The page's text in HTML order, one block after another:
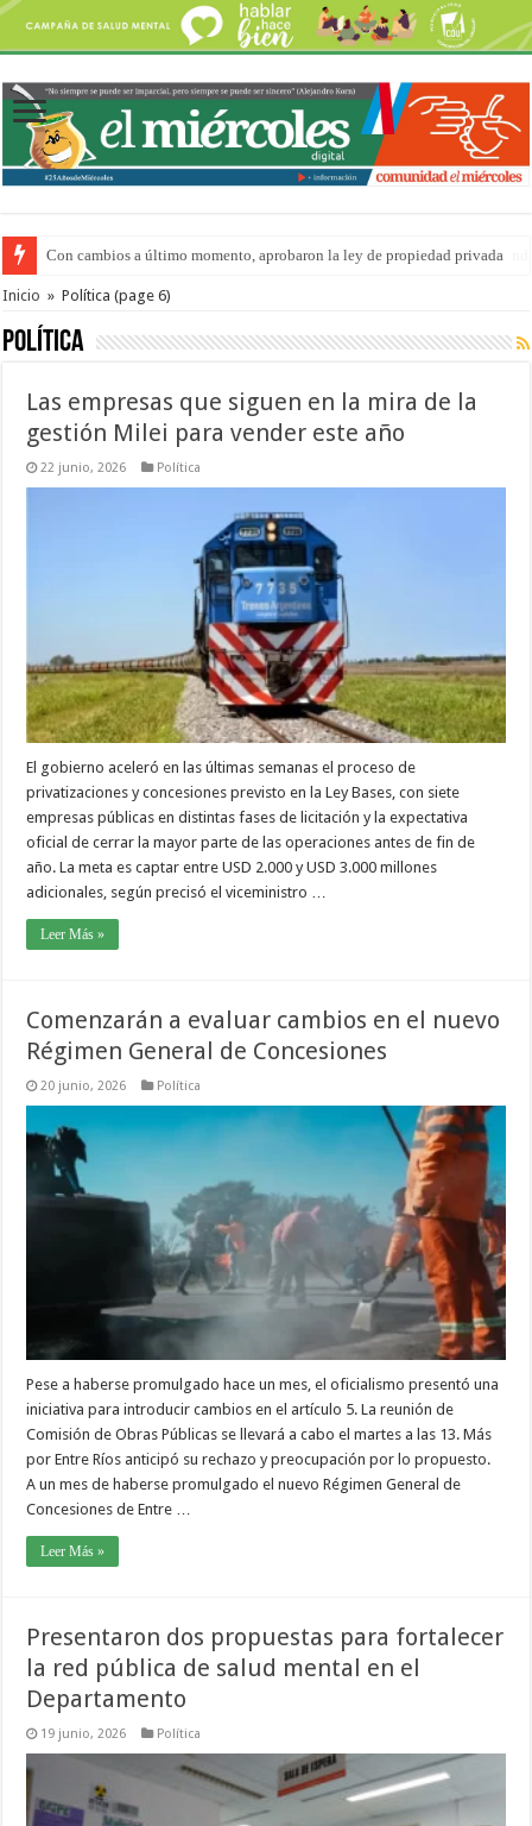
Del viernes 7 al domingo 9 de agosto: la agenda ¿A dónde ir? para este
Inicio » Política (page 6)
Política
Las empresas que siguen en la mira de la
gestión Milei para vender este año
22 junio, 2026 Política
El gobierno aceleró en las últimas semanas el proceso de
privatizaciones y concesiones previsto en la Ley Bases, con siete
empresas públicas en distintas fases de licitación y la expectativa
oficial de cerrar la mayor parte de las operaciones antes de fin de
año. La meta es captar entre USD 2.000 y USD 3.000 millones
adicionales, según precisó el viceministro …
Leer Más »
Comenzarán a evaluar cambios en el nuevo
Régimen General de Concesiones
20 junio, 2026 Política
Pese a haberse promulgado hace un mes, el oficialismo presentó una
iniciativa para introducir cambios en el artículo 5. La reunión de
Comisión de Obras Públicas se llevará a cabo el martes a las 13. Más
por Entre Ríos anticipó su rechazo y preocupación por lo propuesto.
A un mes de haberse promulgado el nuevo Régimen General de
Concesiones de Entre …
Leer Más »
Presentaron dos propuestas para fortalecer
la red pública de salud mental en el
Departamento
19 junio, 2026 Política